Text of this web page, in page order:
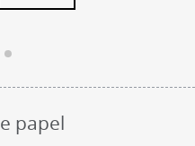
papel